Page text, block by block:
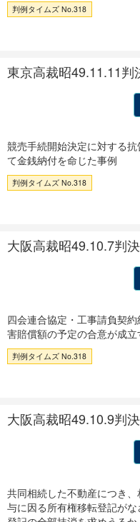
判例タイムズ No.318
東京高裁昭49.11.11判
競売手続開始決定に対する
て金銭納付を命じた事例
判例タイムズ No.318
大阪高裁昭49.10.7判決
四会連合協定・工事請負契
害賠償額の予定の合意が成
判例タイムズ No.318
大阪高裁昭49.10.9判決
共同相続した不動産につき
与に因る所有権移転登記が